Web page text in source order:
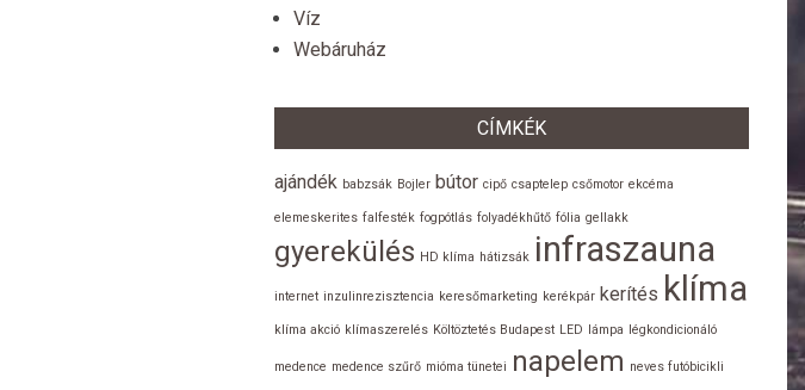
Víz
Webáruház
CÍMKÉK
ajándék babzsák Bojler bútor cipő csaptelep csőmotor ekcéma
elemeskerites falfesték fogpótlás folyadékhűtő fólia gellakk
gyerekülés HD klíma hátizsák infraszauna
internet inzulinrezisztencia keresőmarketing kerékpár kerítés klíma
klíma akció klímaszerelés Költöztetés Budapest LED lámpa légkondicionáló
medence medence szűrő mióma tünetei napelem neves futóbicikli